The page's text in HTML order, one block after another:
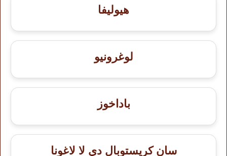
هيوليفا
لوغرونيو
باداخوز
سان كريستوبال دي لا لاغونا